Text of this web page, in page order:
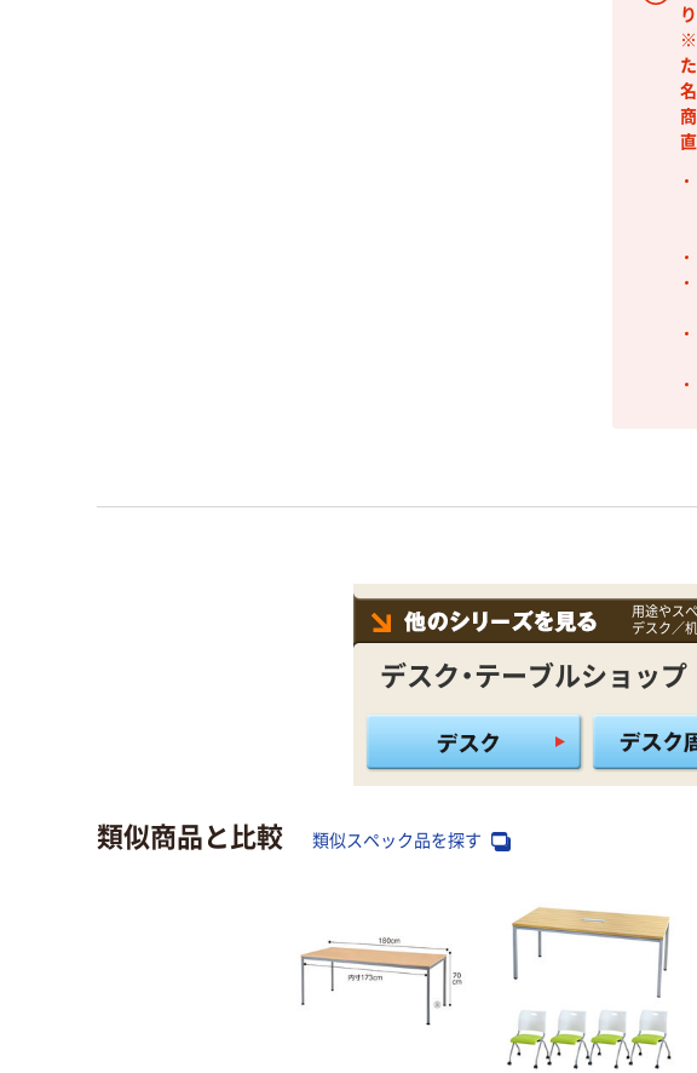
※
用途やス
デスク／
デスク・テーブルショップ
類似商品と比較 類似スペック品を探す